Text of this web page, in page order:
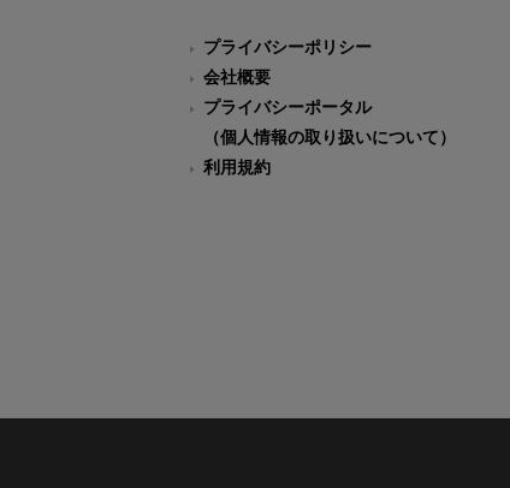
プライバシーポリシー
会社概要
プライバシーポータル
（個人情報の取り扱いについて）
利用規約